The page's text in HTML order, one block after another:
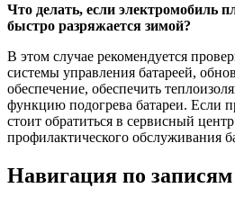
Что делать, если электромобиль
быстро разряжается зимой?
В этом случае рекомендуется
системы управления батареей,
обеспечение, обеспечить
функцию подогрева батареи. Если
стоит обратиться в сервисный
профилактического обслуживания
Навигация по записям